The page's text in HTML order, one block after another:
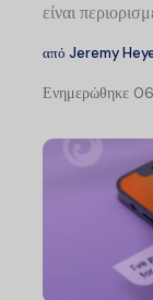
είναι
από Jeremy
Ενημερώθηκε